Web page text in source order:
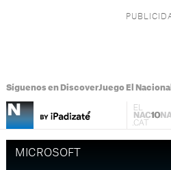
Síguenos en DiscoverJuego El Nacional
MICROSOFT